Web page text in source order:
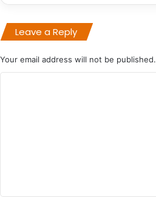
Leave a Reply
Your email address will not be published.